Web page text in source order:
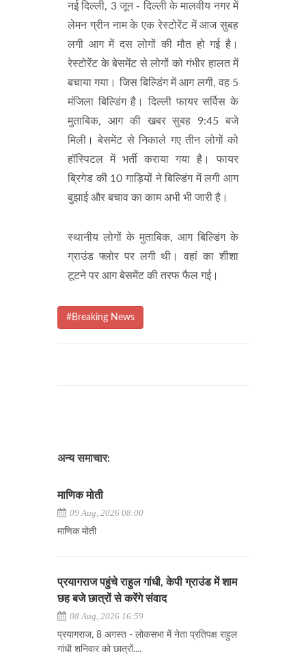
नई दिल्ली, 3 जून - दिल्ली के मालवीय नगर में
लेमन ग्रीन नाम के एक रेस्टोरेंट में आज सुबह
लगी आग में दस लोगों की मौत हो गई है।
रेस्टोरेंट के बेसमेंट से लोगों को गंभीर हालत में
बचाया गया। जिस बिल्डिंग में आग लगी, वह 5
मंजिला बिल्डिंग है। दिल्ली फायर सर्विस के
मुताबिक, आग की खबर सुबह 9:45 बजे
मिली। बेसमेंट से निकाले गए तीन लोगों को
हॉस्पिटल में भर्ती कराया गया है। फायर
ब्रिगेड की 10 गाड़ियों ने बिल्डिंग में लगी आग
बुझाई और बचाव का काम अभी भी जारी है।
स्थानीय लोगों के मुताबिक, आग बिल्डिंग के
ग्राउंड फ्लोर पर लगी थी। वहां का शीशा
टूटने पर आग बेसमेंट की तरफ फैल गई।
#Breaking News
अन्य समाचार:
माणिक मोती
09 Aug, 2026 08:00
माणिक मोती
प्रयागराज पहुंचे राहुल गांधी, केपी ग्राउंड में शाम
छह बजे छात्रों से करेंगे संवाद
08 Aug, 2026 16:59
प्रयागराज, 8 अगस्त - लोकसभा में नेता प्रतिपक्ष राहुल
गांधी शनिवार को छात्रों....